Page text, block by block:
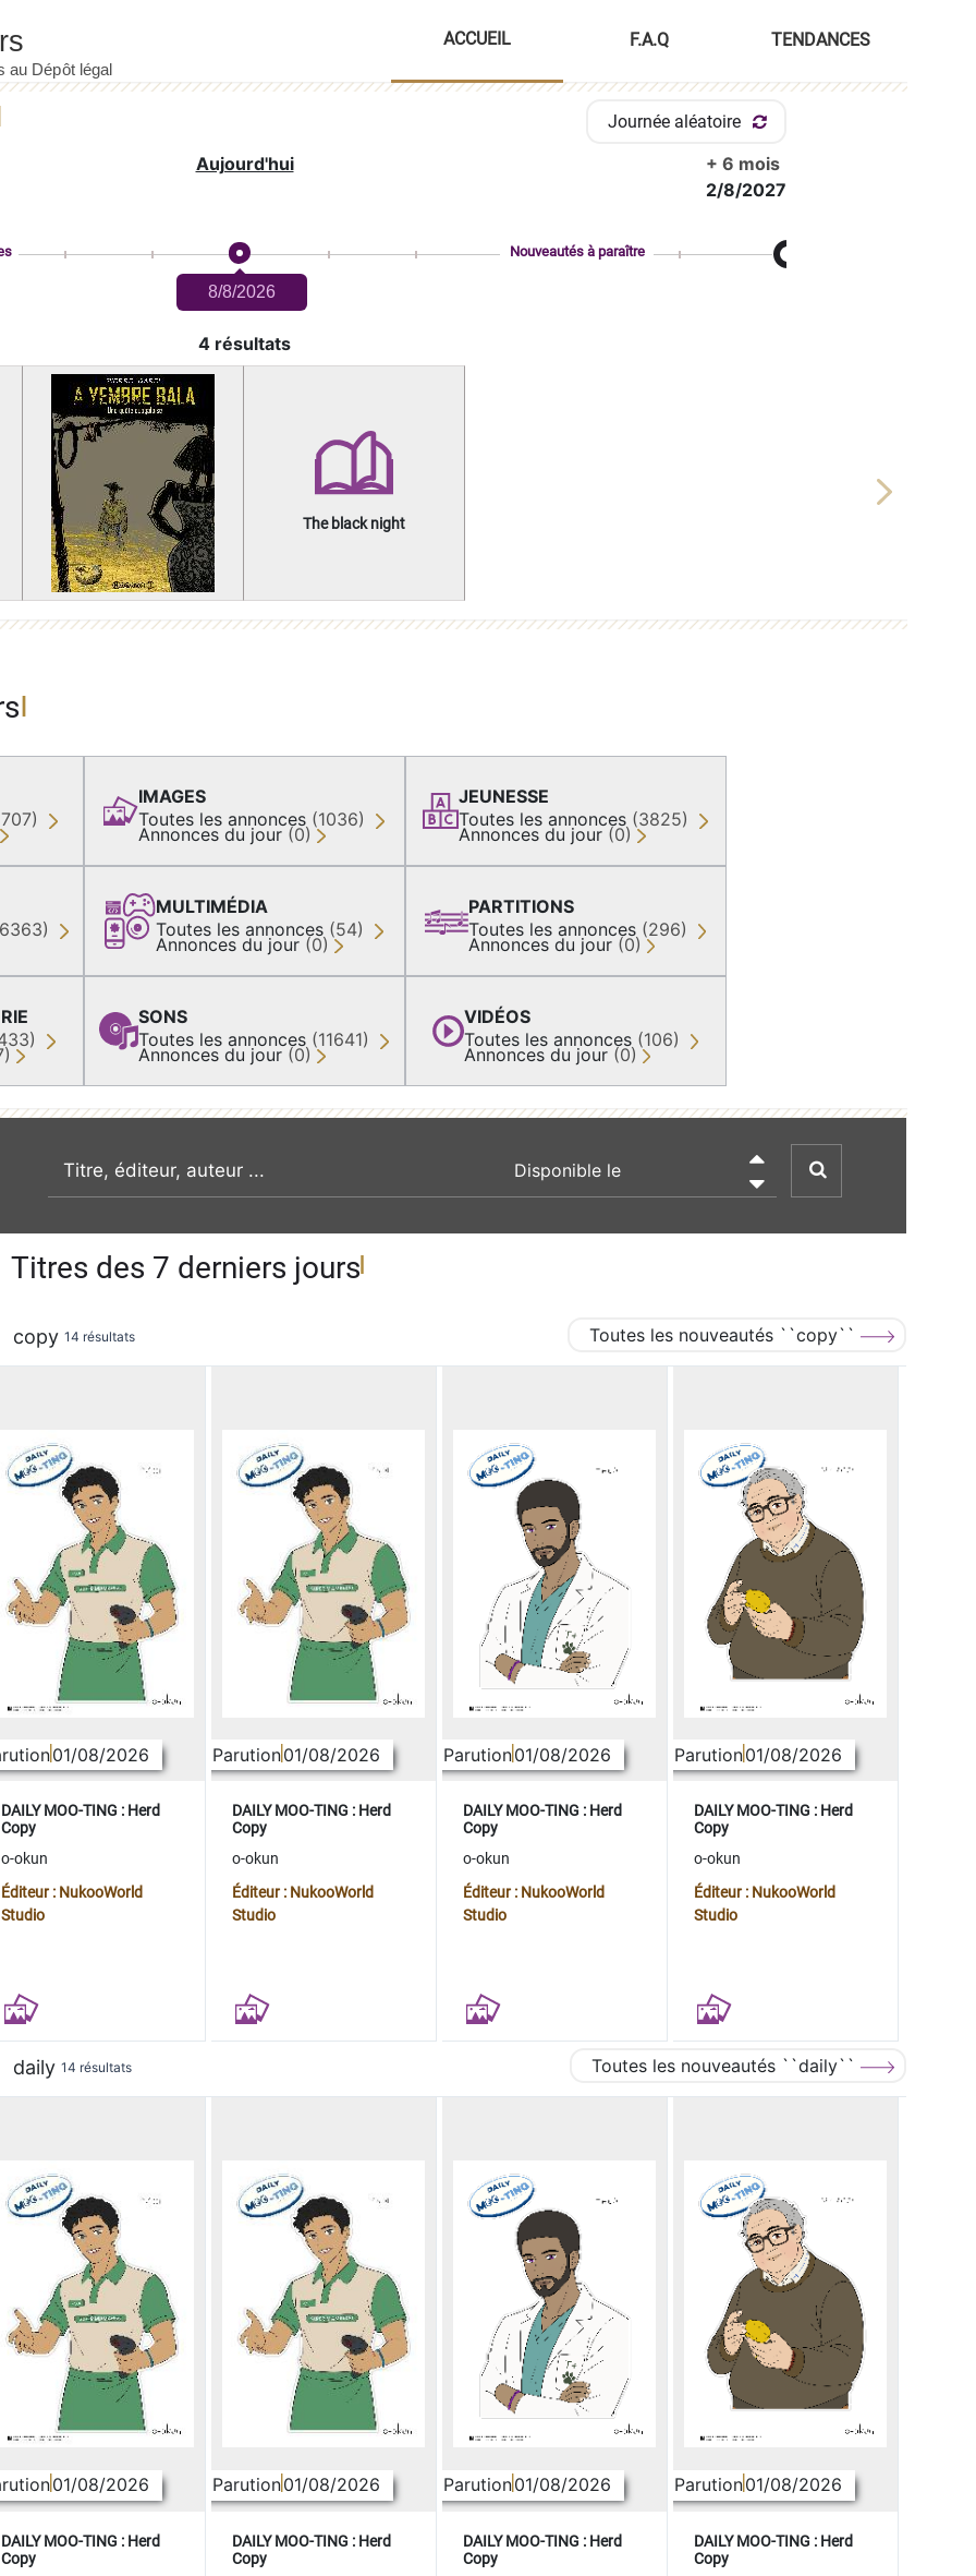
ACCUEIL F.A.Q TENDANCES
Journée aléatoire
Aujourd'hui
+ 6 mois
2/8/2027
8/8/2026
Nouveautés à paraître
4 résultats
The black night
Next
IMAGES
Toutes les annonces (1036)
Annonces du jour (0)
MULTIMÉDIA
Toutes les annonces (54)
Annonces du jour (0)
SONS
Toutes les annonces (11641)
Annonces du jour (0)
JEUNESSE
Toutes les annonces (3825)
Annonces du jour (0)
PARTITIONS
Toutes les annonces (296)
Annonces du jour (0)
VIDÉOS
Toutes les annonces (106)
Annonces du jour (0)
recherche par mot clé

Titres des 7 derniers jours
copy 14 résultats Toutes les nouveautés ``copy``
01/08/2026
DAILY MOO-TING : Herd
Copy
o-okun
Éditeur : NukooWorld
Studio
Parution01/08/2026
DAILY MOO-TING : Herd
Copy
o-okun
Éditeur : NukooWorld
Studio
Parution01/08/2026
DAILY MOO-TING : Herd
Copy
o-okun
Éditeur : NukooWorld
Studio
Parution01/08/2026
DAILY MOO-TING : Herd
Copy
o-okun
Éditeur : NukooWorld
Studio
daily 14 résultats Toutes les nouveautés ``daily``
01/08/2026
DAILY MOO-TING : Herd
Copy
Parution01/08/2026
DAILY MOO-TING : Herd
Copy
Parution01/08/2026
DAILY MOO-TING : Herd
Copy
Parution01/08/2026
DAILY MOO-TING : Herd
Copy